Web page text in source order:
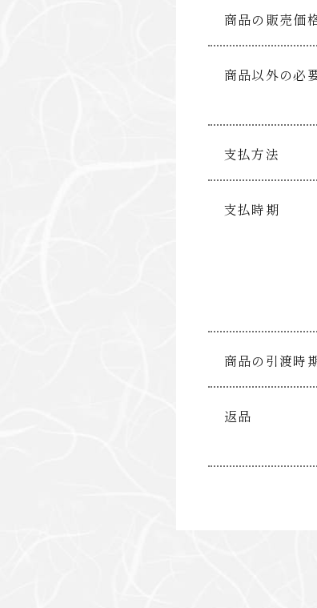
商品の販売価
商品以外の必
支払方法
支払時期
商品の引渡時
返品